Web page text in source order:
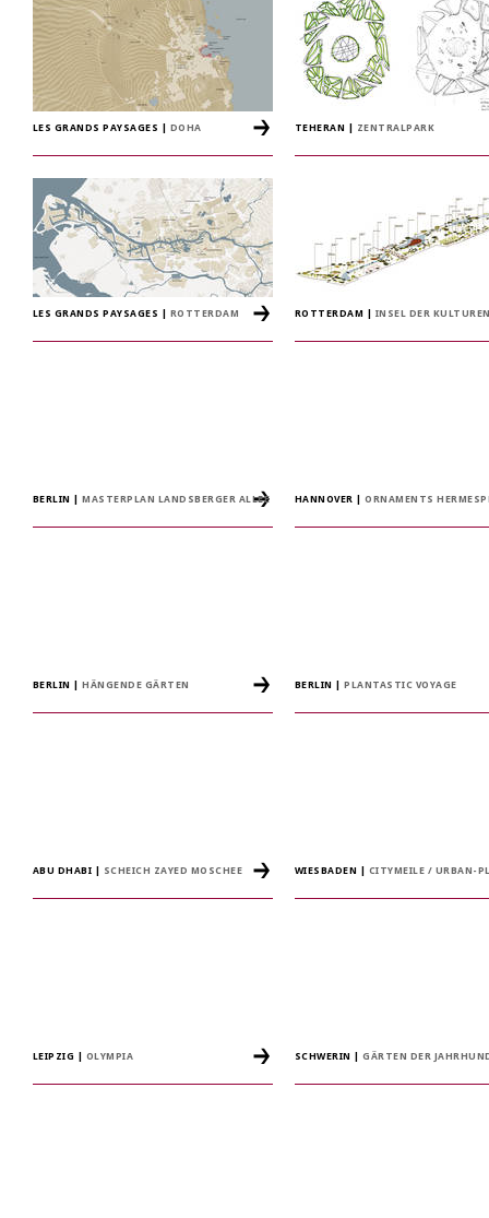
LES GRANDS PAYSAGES DOHA TEHERAN ZENTRALPARK
LES GRANDS PAYSAGES ROTTERDAM ROTTERDAM INSEL DER
BERLIN |MASTERPLAN LANDSBERGER ALLEE HANNOVER |ORNAMENTS
BERLIN |HÄNGENDE GÄRTEN BERLIN |PLANTASTIC VOYAGE
ABU DHABI SCHEICH ZAYED MOSCHEE WIESBADEN CITYMEILE / URBAN-
LEIPZIG OLYMPIA SCHWERIN |GÄRTEN DER